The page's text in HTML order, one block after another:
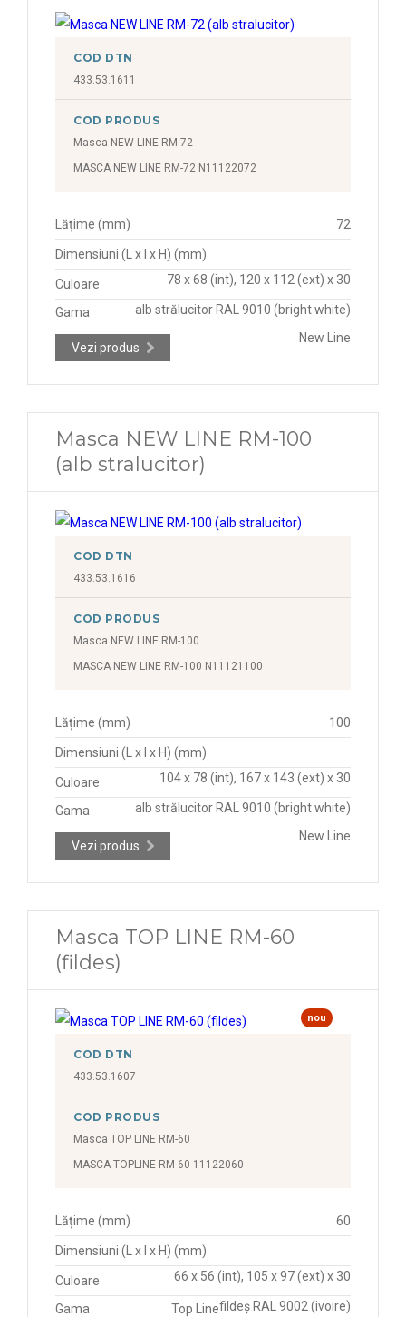
COD DTN
433.53.1611
COD PRODUS
Masca NEW LINE RM-72
MASCA NEW LINE RM-72 N11122072
Lățime (mm) 72
Dimensiuni (L x l x H) (mm)
78 x 68 (int), 120 x 112 (ext) x 30
Culoare
alb strălucitor RAL 9010 (bright white)
Gama
New Line
Vezi produs
Masca NEW LINE RM-100
(alb stralucitor)
COD DTN
433.53.1616
COD PRODUS
Masca NEW LINE RM-100
MASCA NEW LINE RM-100 N11121100
Lățime (mm) 100
Dimensiuni (L x l x H) (mm)
104 x 78 (int), 167 x 143 (ext) x 30
Culoare
alb strălucitor RAL 9010 (bright white)
Gama
New Line
Vezi produs
Masca TOP LINE RM-60
(fildes)
nou
COD DTN
433.53.1607
COD PRODUS
Masca TOP LINE RM-60
MASCA TOPLINE RM-60 11122060
Lățime (mm) 60
Dimensiuni (L x l x H) (mm)
66 x 56 (int), 105 x 97 (ext) x 30
Culoare
fildeș RAL 9002 (ivoire)
Gama Top Line